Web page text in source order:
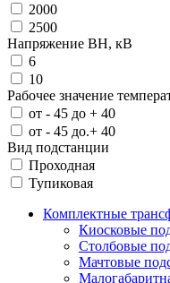
2000
2500
Напряжение ВН, кВ
6
10
Рабочее значение
от - 45 до + 40
от - 45 до.+ 40
Вид подстанции
Проходная
Тупиковая
Комплектные
Киосковые
Столбовые
Мачтовые